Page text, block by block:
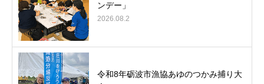
ンデー」
2026.08.2
令和8年砺波市漁協あゆのつかみ捕り大